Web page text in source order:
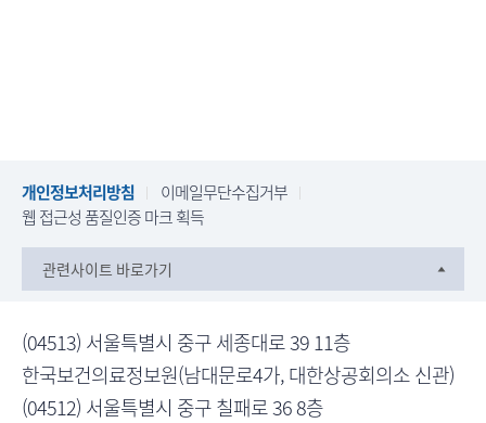
개인정보처리방침
이메일무단수집거부
웹 접근성 품질인증 마크 획득
관련사이트 바로가기
(04513) 서울특별시 중구 세종대로 39 11층
한국보건의료정보원(남대문로4가, 대한상공회의소 신관)
(04512) 서울특별시 중구 칠패로 36 8층